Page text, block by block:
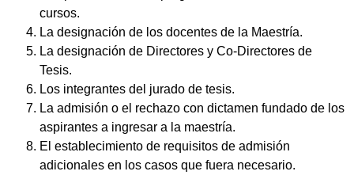
cursos.
La designación de los docentes de la Maestría.
La designación de Directores y Co-Directores de
Tesis.
Los integrantes del jurado de tesis.
La admisión o el rechazo con dictamen fundado de los
aspirantes a ingresar a la maestría.
El establecimiento de requisitos de admisión
adicionales en los casos que fuera necesario.